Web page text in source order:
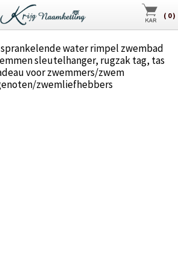
( 0)
water rimpel zwembad
sleutelhanger, rugzak tag, tas
voor zwemmers/zwem
zwemliefhebbers